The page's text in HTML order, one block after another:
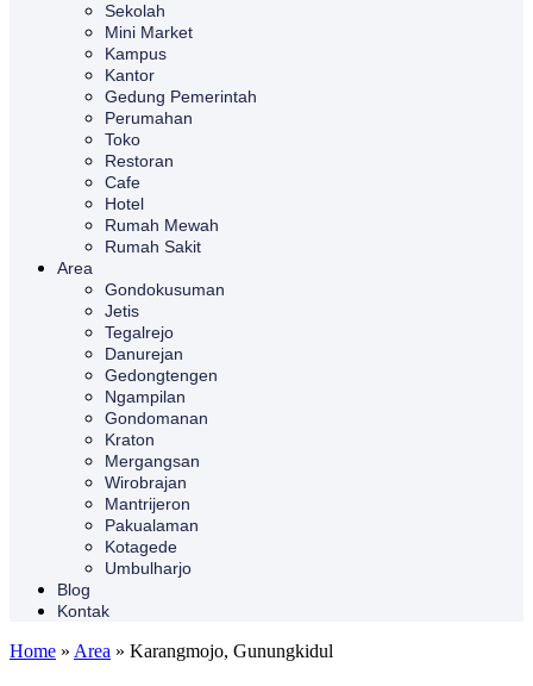
Sekolah
Mini Market
Kampus
Kantor
Gedung Pemerintah
Perumahan
Toko
Restoran
Cafe
Hotel
Rumah Mewah
Rumah Sakit
Area
Gondokusuman
Jetis
Tegalrejo
Danurejan
Gedongtengen
Ngampilan
Gondomanan
Kraton
Mergangsan
Wirobrajan
Mantrijeron
Pakualaman
Kotagede
Umbulharjo
Blog
Kontak
Home » Area » Karangmojo, Gunungkidul